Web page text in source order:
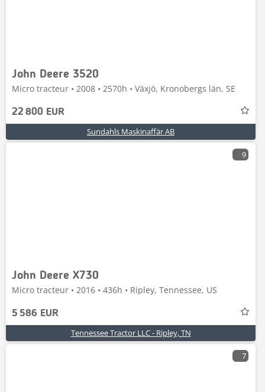
John Deere 3520
Micro tracteur • 2008 • 2570h • Växjö, Kronobergs län, SE
22 800 EUR
Sundahls Maskinaffär AB
9
John Deere X730
Micro tracteur • 2016 • 436h • Ripley, Tennessee, US
5 586 EUR
Tennessee Tractor LLC - Ripley, TN
7